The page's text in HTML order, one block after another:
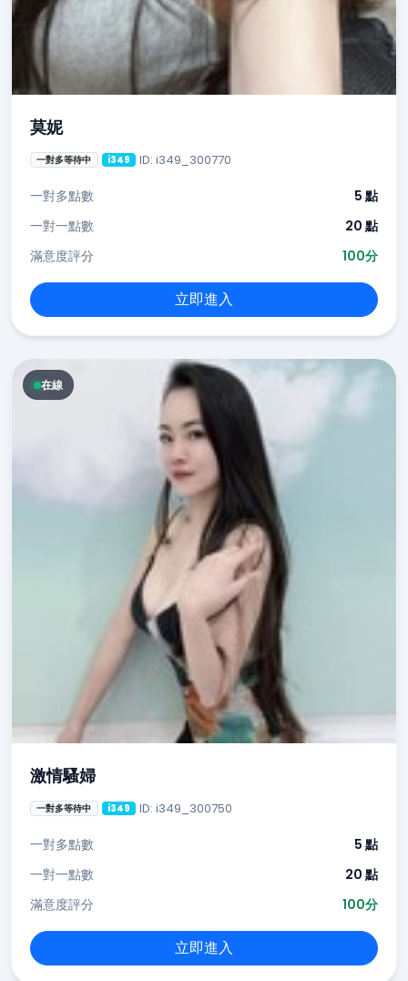
莫妮
一對多等待中 i349 ID: i349_300770
一對多點數
5 點
一對一點數
20 點
滿意度評分
100分
立即進入
在線
激情騷婦
一對多等待中 i349 ID: i349_300750
一對多點數
5 點
一對一點數
20 點
滿意度評分
100分
立即進入